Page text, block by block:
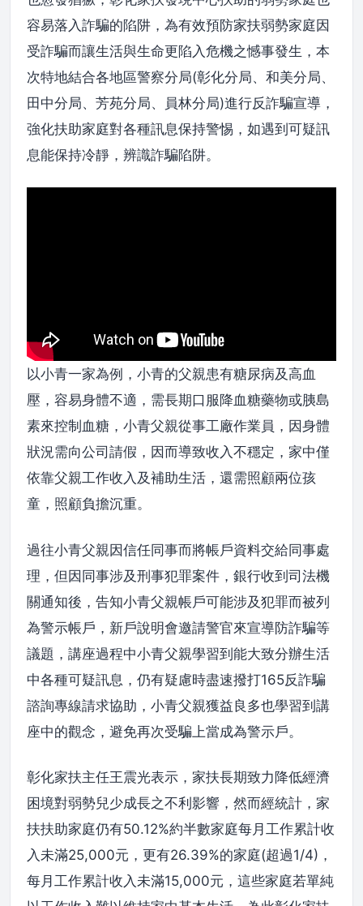
容易落入詐騙的陷阱，為有效預防家扶弱勢家庭因
受詐騙而讓生活與生命更陷入危機之憾事發生，本
次特地結合各地區警察分局(彰化分局、和美分局、
田中分局、芳苑分局、員林分局)進行反詐騙宣導，
強化扶助家庭對各種訊息保持警惕，如遇到可疑訊
息能保持冷靜，辨識詐騙陷阱。
以小青一家為例，小青的父親患有糖尿病及高血
壓，容易身體不適，需長期口服降血糖藥物或胰島
素來控制血糖，小青父親從事工廠作業員，因身體
狀況需向公司請假，因而導致收入不穩定，家中僅
依靠父親工作收入及補助生活，還需照顧兩位孩
童，照顧負擔沉重。
過往小青父親因信任同事而將帳戶資料交給同事處
理，但因同事涉及刑事犯罪案件，銀行收到司法機
關通知後，告知小青父親帳戶可能涉及犯罪而被列
為警示帳戶，新戶說明會邀請警官來宣導防詐騙等
議題，講座過程中小青父親學習到能大致分辦生活
中各種可疑訊息，仍有疑慮時盡速撥打165反詐騙
諮詢專線請求協助，小青父親獲益良多也學習到講
座中的觀念，避免再次受騙上當成為警示戶。
彰化家扶主任王震光表示，家扶長期致力降低經濟
困境對弱勢兒少成長之不利影響，然而經統計，家
扶扶助家庭仍有50.12%約半數家庭每月工作累計收
入未滿25,000元，更有26.39%的家庭(超過1/4)，
每月工作累計收入未滿15,000元，這些家庭若單純